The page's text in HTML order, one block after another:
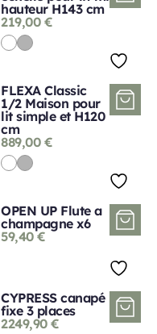
hauteur H143 cm
219,00 €
FLEXA Classic
1/2 Maison pour
lit simple et H120
cm
889,00 €
OPEN UP Flute a
champagne x6
59,40€
CYPRESS canapé
fixe 3 places
2249,90 €